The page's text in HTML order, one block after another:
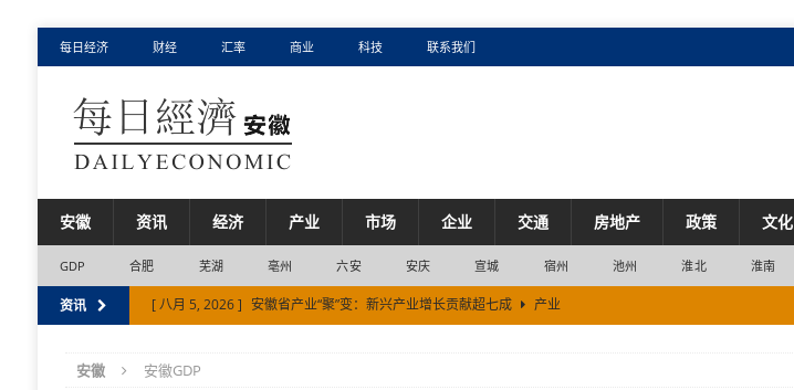
每日经济 财经 汇率 商业 科技 联系我们
安徽 资讯 经济 产业 市场 企业 交通 房地产 政策 文化
GDP 合肥 芜湖 亳州 六安 安庆 宣城 宿州 池州 淮北 淮南
资讯 [ 八月 5, 2026 ] 安徽省产业“聚”变：新兴产业增长贡献超七成
产业
[ 八月 7, 2026 ]
安徽 安徽GDP